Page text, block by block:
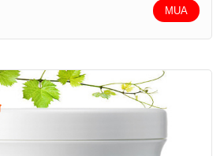
MUA